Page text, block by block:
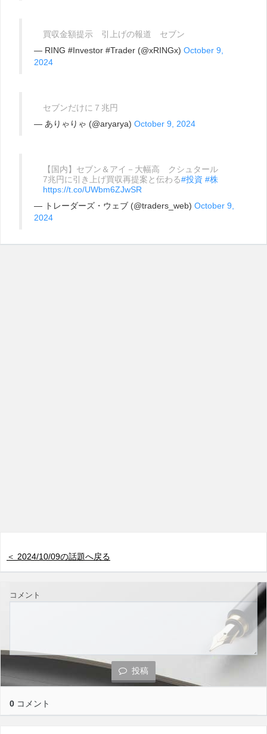
買収金額提示 引上げの報道 セブン
— RING #Investor #Trader (@xRINGx) October 9,
2024
セブンだけに７兆円
— ありゃりゃ (@aryarya) October 9, 2024
【国内】セブン＆アイ－大幅高 クシュタール
7兆円に引き上げ買収再提案と伝わる#投資 #株
https://t.co/UWbm6ZJwSR
— トレーダーズ・ウェブ (@traders_web) October 9,
2024
＜ 2024/10/09の話題へ戻る
コメント
投稿
0 コメント